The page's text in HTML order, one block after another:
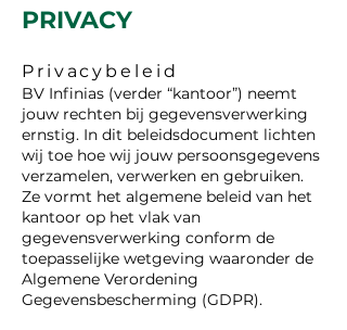
PRIVACY
Privacybe leid
BV Infinias (verder “kantoor”) neemt
jouw rechten bij gegevensverwerking
ernstig. In dit beleidsdocument lichten
wij toe hoe wij jouw persoonsgegevens
verzamelen, verwerken en gebruiken.
Ze vormt het algemene beleid van het
kantoor op het vlak van
gegevensverwerking conform de
toepasselijke wetgeving waaronder de
Algemene Verordening
Gegevensbescherming (GDPR).